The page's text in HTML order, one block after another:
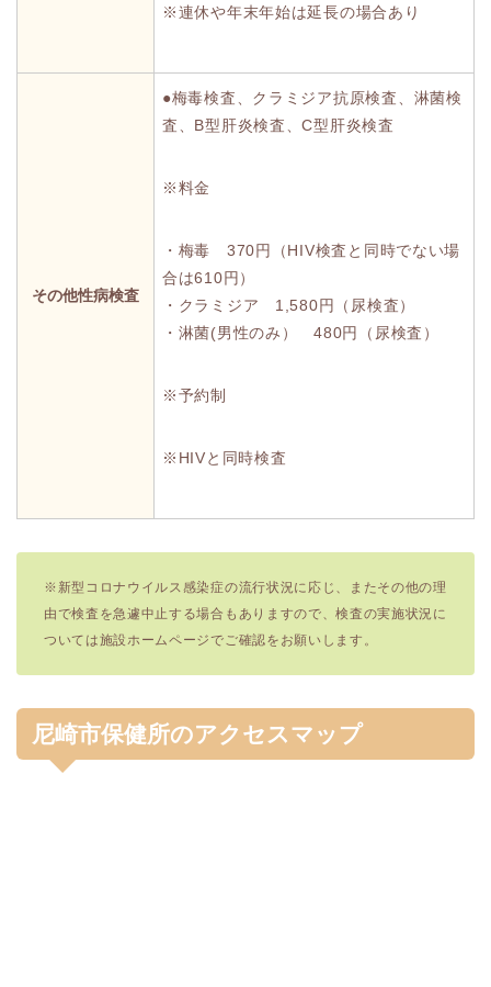
※連休や年末年始は延長の場合あり
その他性病検査
●梅毒検査、クラミジア抗原検査、淋菌検
査、B型肝炎検査、C型肝炎検査
※料金
・梅毒 370円（HIV検査と同時でない場
合は610円）
・クラミジア 1,580円（尿検査）
・淋菌(男性のみ） 480円（尿検査）
※予約制
※HIVと同時検査
※新型コロナウイルス感染症の流行状況に応じ、またその他の理
由で検査を急遽中止する場合もありますので、検査の実施状況に
ついては施設ホームページでご確認をお願いします。
尼崎市保健所のアクセスマップ